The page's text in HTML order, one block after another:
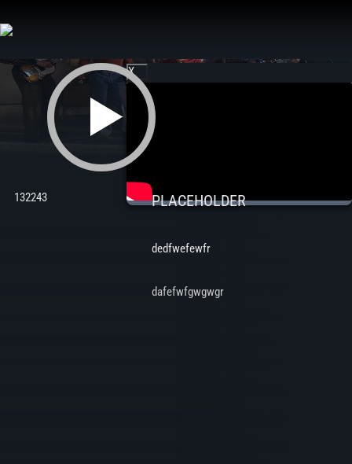
au
X
132243 PLACEHOLDER
dedfwefewfr
dafefwfgwgwgr